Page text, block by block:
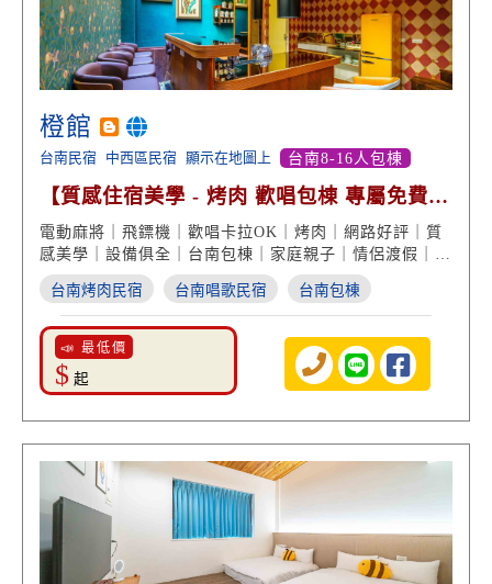
橙館
台南民宿 中西區民宿 顯示在地圖上 台南8-16人包棟
【質感住宿美學 - 烤肉 歡唱包棟 專屬免費停
車 高分好評】
電動麻將｜飛鏢機｜歡唱卡拉OK｜烤肉｜網路好評｜質
感美學｜設備俱全｜台南包棟｜家庭親子｜情侶渡假｜台
南民宿推薦
台南烤肉民宿 台南唱歌民宿 台南包棟
📣 最低價
$ 起